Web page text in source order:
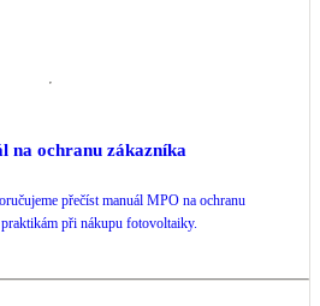
na ochranu zákazníka
přečíst manuál MPO na ochranu
při nákupu fotovoltaiky.